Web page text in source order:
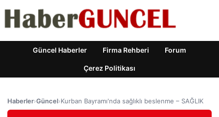
Güncel Haberler Firma Rehberi Forum
Çerez Politikası
Haberler›Güncel›Kurban Bayramı'nda sağlıklı beslenme – SAĞLIK